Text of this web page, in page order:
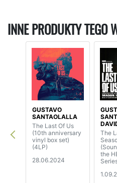
INNE PRODUKTY TEGO
GUSTAVO
SANTAOLALLA
The Last Of Us
(10th anniversary
vinyl box set)
(4LP)
28.06.2024
The
the